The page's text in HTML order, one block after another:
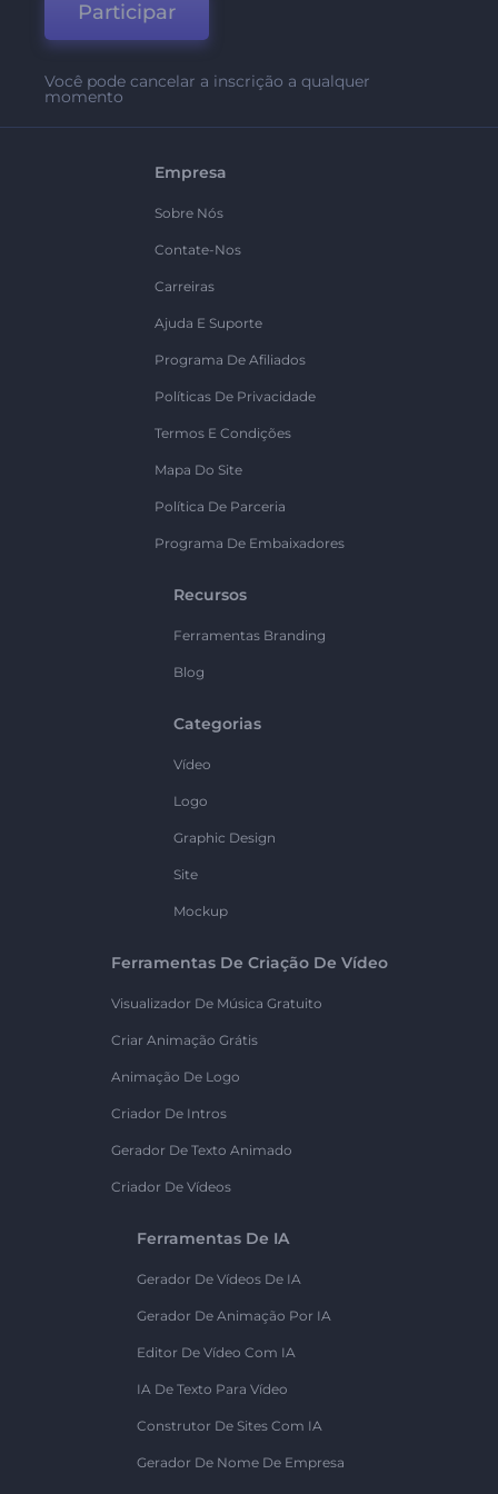
Participar
Você pode cancelar a inscrição a qualquer
momento
Empresa
Sobre Nós
Contate-Nos
Carreiras
Ajuda E Suporte
Programa De Afiliados
Políticas De Privacidade
Termos E Condições
Mapa Do Site
Política De Parceria
Programa De Embaixadores
Recursos
Ferramentas Branding
Blog
Categorias
Vídeo
Logo
Graphic Design
Site
Mockup
Ferramentas De Criação De Vídeo
Visualizador De Música Gratuito
Criar Animação Grátis
Animação De Logo
Criador De Intros
Gerador De Texto Animado
Criador De Vídeos
Ferramentas De IA
Gerador De Vídeos De IA
Gerador De Animação Por IA
Editor De Vídeo Com IA
IA De Texto Para Vídeo
Construtor De Sites Com IA
Gerador De Nome De Empresa